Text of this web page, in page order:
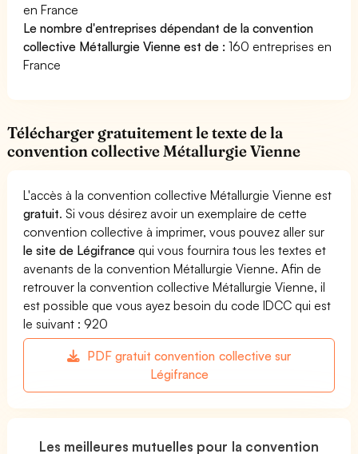
en France
Le nombre d'entreprises dépendant de la convention
collective Métallurgie Vienne est de :160 entreprises en
France
Télécharger gratuitement le texte de la
convention collective Métallurgie Vienne
L'accès à la convention collective Métallurgie Vienne est
gratuit. Si vous désirez avoir un exemplaire de cette
convention collective à imprimer, vous pouvez aller sur
le site de Légifrance qui vous fournira tous les textes et
avenants de la convention Métallurgie Vienne. Afin de
retrouver la convention collective Métallurgie Vienne, il
est possible que vous ayez besoin du code IDCC qui est
le suivant : 920
PDF gratuit convention collective sur
Légifrance
Les meilleures mutuelles pour la convention